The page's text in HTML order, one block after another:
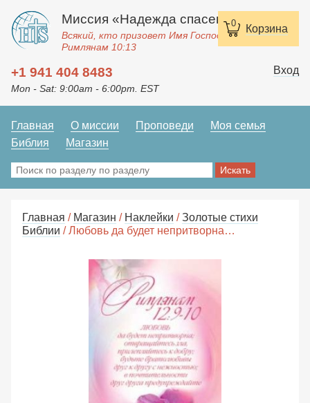
0 Корзина
Миссия «Надежда спасения»
Всякий, кто призовет Имя Господне, спасется.
Римлянам 10:13
+1 941 404 8483
Mon - Sat: 9:00am - 6:00pm. EST
Вход
Главная О миссии Проповеди
Моя семья
Библия
Магазин
Главная / Магазин / Наклейки /Золотые стихи
Библии / Любовь да будет непритворна…